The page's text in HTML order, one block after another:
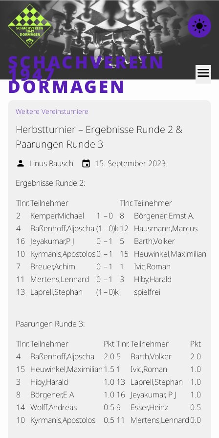
light_mode
SCHACHVEREIN
1947
DORMAGEN
menu
Home
Beiträge
Mannschaften
Ranglisten
Termine
Verschiedenes
Kontakt
Weitere Vereinsturniere
Herbstturnier – Ergebnisse Runde 2 &
Paarungen Runde 3
person Linus Rausch event 15. September 2023
Ergebnisse Runde 2:
Tlnr.Teilnehmer Tlnr.Teilnehmer
2
Kemper,Michael 1 –0 8
Börgener, Ernst A.
4
Baßenhoff,Aljoscha (1 –0)k12 Hausmann,Marcus
16 Jeyakumar,P J 0 –1 5
Barth,Volker
10 Kyrmanis,Apostolos0 –1 15 Heuwinkel,Maximilian
7
Breuer,Achim 0 –1 1
Ivic,Roman
11
Mertens,Lennard 0 –1 3
Hiby,Harald
13 Laprell,Stephan (1 –0)k spielfrei
Paarungen Runde 3:
Tlnr.Teilnehmer PktTlnr.Teilnehmer
Pkt
4
Baßenhoff,Aljoscha 2.0 5 Barth,Volker
2.0
15 Heuwinkel,Maximilian1.5 1 Ivic,Roman
1.0
3
Hiby,Harald 1.0 13 Laprell,Stephan
1.0
8
Börgener,E A 1.0 16 Jeyakumar, P J
1.0
14 Wolff,Andreas 0.5 9 Esser,Heinz
0.5
10 Kyrmanis,Apostolos 0.5 11 Mertens,Lennard0.0